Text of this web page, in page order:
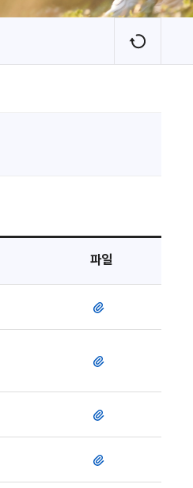
새
로
파일
파
일
파
파
일
파
일